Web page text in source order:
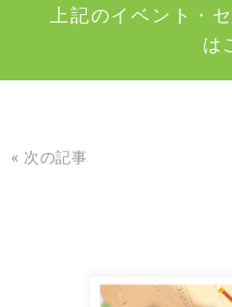
上記のイベント・
は
« 次の記事